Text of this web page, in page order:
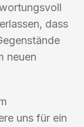
dass
neuen
uns für ein